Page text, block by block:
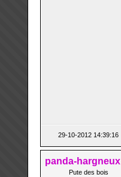
29-10-2012 14:39:16
panda-hargneux
Pute des bois